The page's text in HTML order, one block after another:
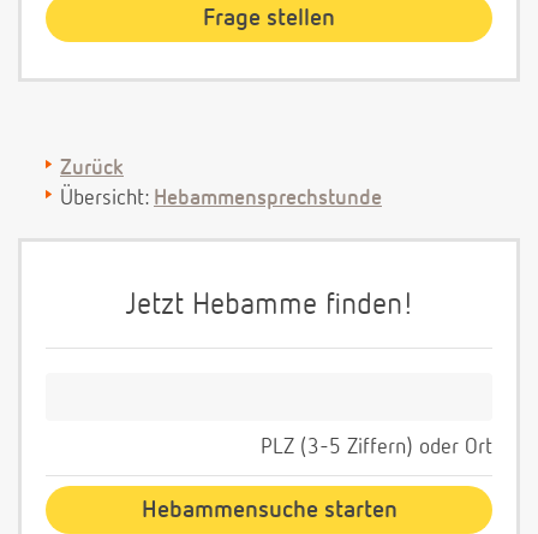
Zurück
Übersicht: Hebammensprechstunde
Jetzt Hebamme finden!
PLZ (3-5 Ziffern) oder Ort